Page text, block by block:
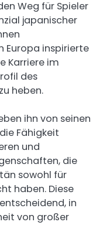
Weg für Spieler
japanischer
Europa inspirierte
Karriere im
des
heben.
ihn von seinen
Fähigkeit
und
die
sowohl für
haben. Diese
in
von großer